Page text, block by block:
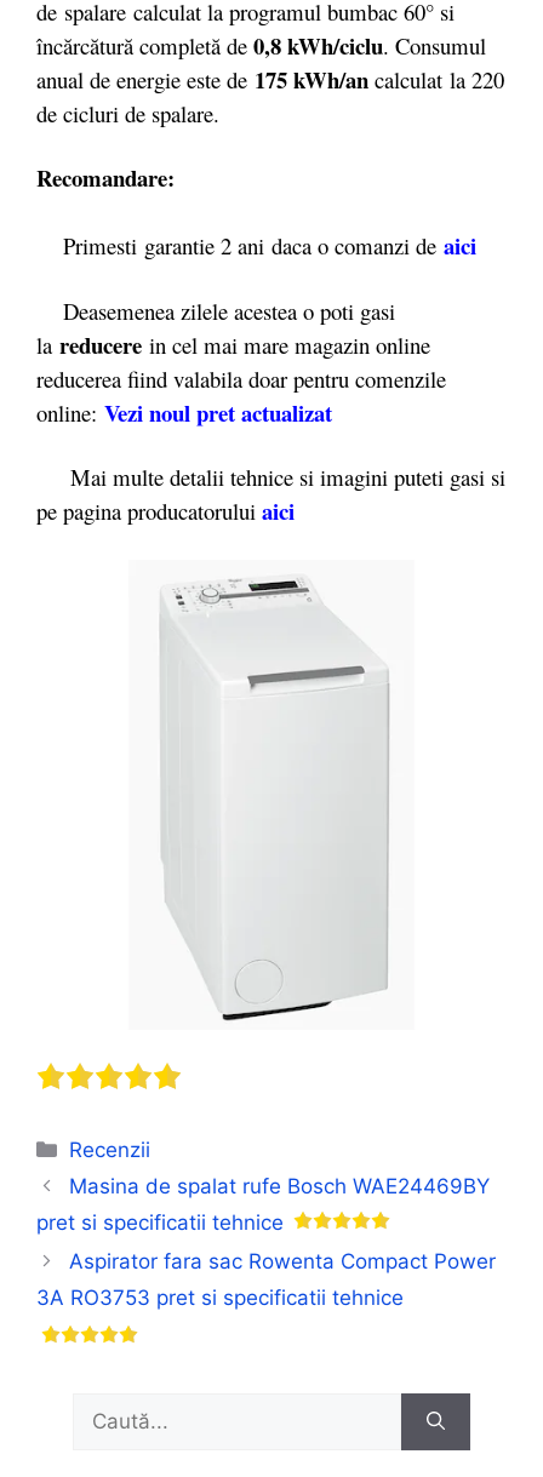
de spalare calculat la programul bumbac 60° si
încărcătură completă de 0,8 kWh/ciclu. Consumul
anual de energie este de 175 kWh/an calculat la 220
de cicluri de spalare.
Recomandare:
Primesti garantie 2 ani daca o comanzi de aici
Deasemenea zilele acestea o poti gasi
la reducere in cel mai mare magazin online
reducerea fiind valabila doar pentru comenzile
online: Vezi noul pret actualizat
Mai multe detalii tehnice si imagini puteti gasi si
pe pagina producatorului aici
Categorii
Recenzii
Masina de spalat rufe Bosch WAE24469BY
pret si specificatii tehnice
Aspirator fara sac Rowenta Compact Power
3A RO3753 pret si specificatii tehnice
Caută